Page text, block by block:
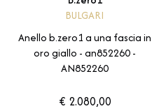
BULGARI
Anello b.zero1 a una fascia in
oro giallo - an852260 -
AN852260
€ 2.080,00